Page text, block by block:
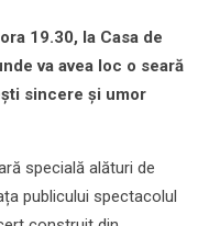
19.30, la Casa de
va avea loc o seară
sincere și umor
specială alături de
publicului spectacolul